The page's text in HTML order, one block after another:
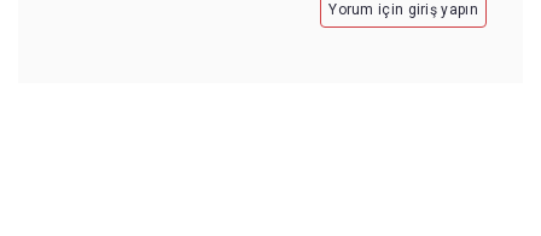
Yorum için giriş yapın